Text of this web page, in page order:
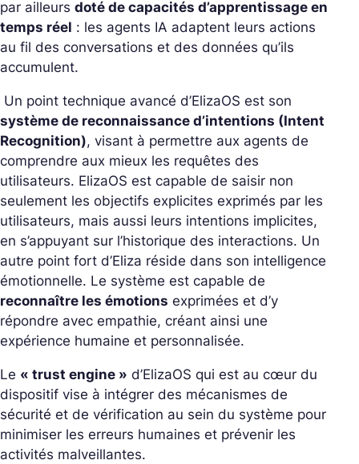
par ailleurs doté de capacités d’apprentissage en
temps réel : les agents IA adaptent leurs actions
au fil des conversations et des données qu’ils
accumulent.
Un point technique avancé d’ElizaOS est son
système de reconnaissance d’intentions (Intent
Recognition), visant à permettre aux agents de
comprendre aux mieux les requêtes des
utilisateurs. ElizaOS est capable de saisir non
seulement les objectifs explicites exprimés par les
utilisateurs, mais aussi leurs intentions implicites,
en s’appuyant sur l’historique des interactions. Un
autre point fort d’Eliza réside dans son intelligence
émotionnelle. Le système est capable de
reconnaître les émotions exprimées et d’y
répondre avec empathie, créant ainsi une
expérience humaine et personnalisée.
Le « trust engine » d’ElizaOS qui est au cœur du
dispositif vise à intégrer des mécanismes de
sécurité et de vérification au sein du système pour
minimiser les erreurs humaines et prévenir les
activités malveillantes.